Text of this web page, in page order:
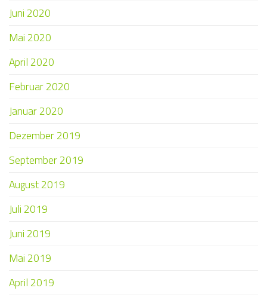
Juni 2020
Mai 2020
April 2020
Februar 2020
Januar 2020
Dezember 2019
September 2019
August 2019
Juli 2019
Juni 2019
Mai 2019
April 2019